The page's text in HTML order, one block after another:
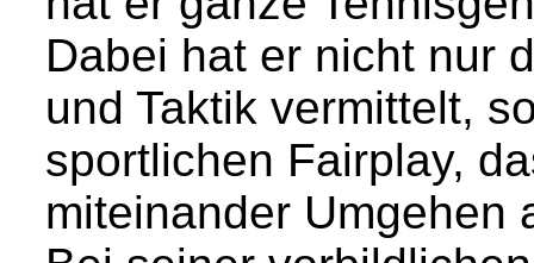
Dabei hat er nicht nur
und Taktik vermittelt,
sportlichen Fairplay,
miteinander Umgehen